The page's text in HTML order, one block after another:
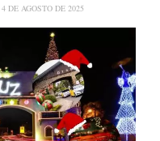
4 DE AGOSTO DE 2025